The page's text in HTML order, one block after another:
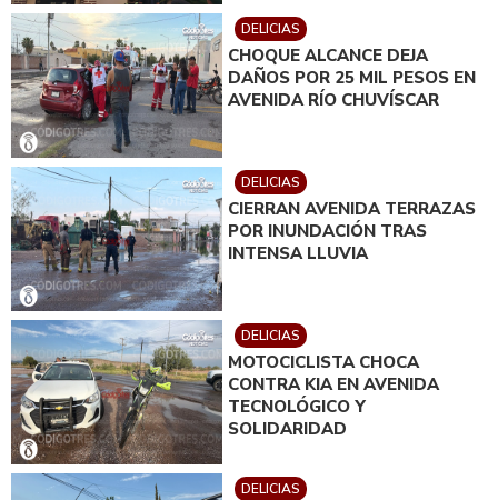
DELICIAS
CHOQUE ALCANCE DEJA
DAÑOS POR 25 MIL PESOS EN
AVENIDA RÍO CHUVÍSCAR
DELICIAS
CIERRAN AVENIDA TERRAZAS
POR INUNDACIÓN TRAS
INTENSA LLUVIA
DELICIAS
MOTOCICLISTA CHOCA
CONTRA KIA EN AVENIDA
TECNOLÓGICO Y
SOLIDARIDAD
DELICIAS